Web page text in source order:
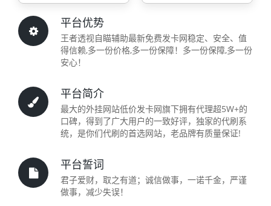
平台优势
王者透视自瞄辅助最新免费发卡网稳定、安全、值
得信赖,多一份价格,多一份保障！多一份保障,多一份
安心！
平台简介
最大的外挂网站低价发卡网旗下拥有代理超5W+的
口碑，得到了广大用户的一致好评，独家的代刷系
统，是你们代刷的首选网站，老品牌有质量保证!
平台誓词
君子爱财，取之有道；诚信做事，一诺千金，严谨
做事，减少失误！